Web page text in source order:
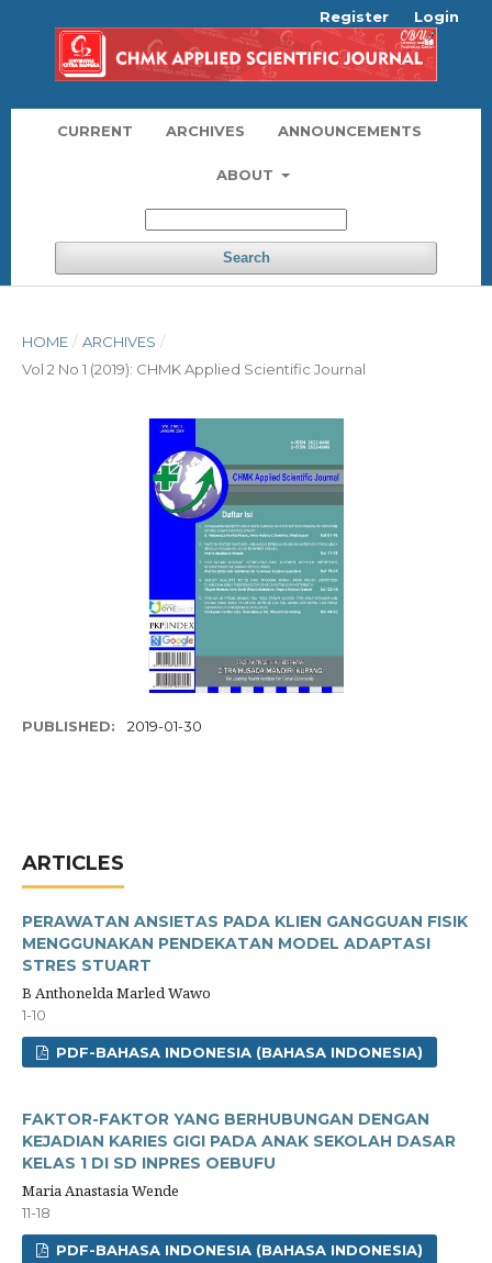
CURRENT ARCHIVES ANNOUNCEMENTS
ABOUT
Search
Register Login
HOME / ARCHIVES /
Vol 2 No 1 (2019): CHMK Applied Scientific Journal
PUBLISHED: 2019-01-30
ARTICLES
PERAWATAN ANSIETAS PADA KLIEN GANGGUAN FISIK
MENGGUNAKAN PENDEKATAN MODEL ADAPTASI
STRES STUART
B Anthonelda Marled Wawo
1-10
PDF-BAHASA INDONESIA (BAHASA INDONESIA)
FAKTOR-FAKTOR YANG BERHUBUNGAN DENGAN
KEJADIAN KARIES GIGI PADA ANAK SEKOLAH DASAR
KELAS 1 DI SD INPRES OEBUFU
Maria Anastasia Wende
11-18
PDF-BAHASA INDONESIA (BAHASA INDONESIA)